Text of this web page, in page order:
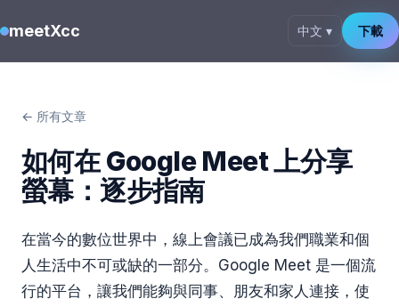
meetXcc 中文 ▾ 下載
← 所有文章
如何在 Google Meet 上分享
螢幕：逐步指南
在當今的數位世界中，線上會議已成為我們職業和個
人生活中不可或缺的一部分。Google Meet 是一個流
行的平台，讓我們能夠與同事、朋友和家人連接，使